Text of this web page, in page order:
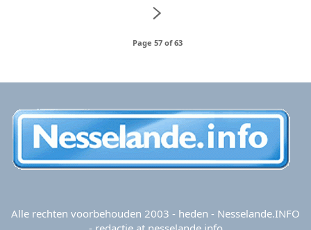
Page 57 of 63
Alle rechten voorbehouden 2003 - heden - Nesselande.INFO